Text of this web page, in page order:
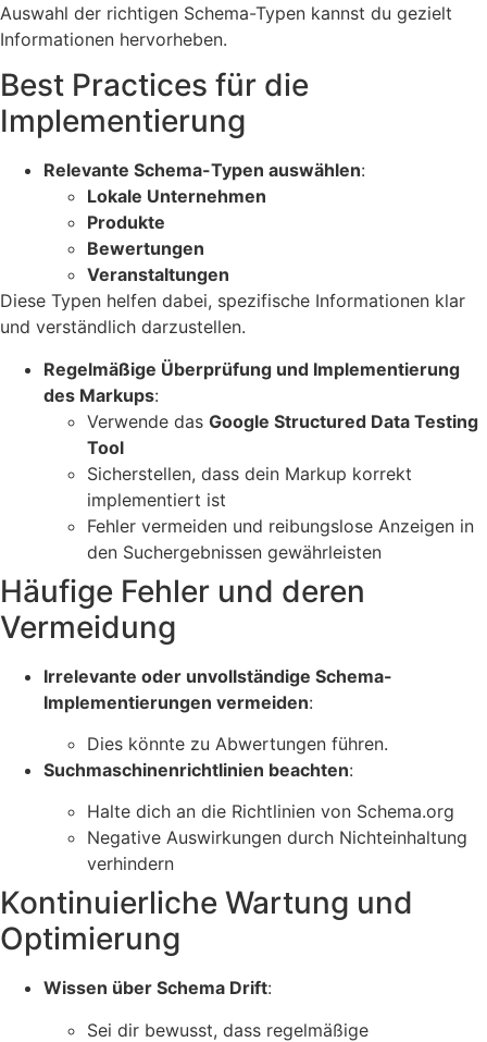
Auswahl der richtigen Schema-Typen kannst du gezielt
Informationen hervorheben.
Best Practices für die
Implementierung
Relevante Schema-Typen auswählen:
Lokale Unternehmen
Produkte
Bewertungen
Veranstaltungen
Diese Typen helfen dabei, spezifische Informationen klar
und verständlich darzustellen.
Regelmäßige Überprüfung und Implementierung
des Markups:
Verwende das Google Structured Data Testing
Tool
Sicherstellen, dass dein Markup korrekt
implementiert ist
Fehler vermeiden und reibungslose Anzeigen in
den Suchergebnissen gewährleisten
Häufige Fehler und deren
Vermeidung
Irrelevante oder unvollständige Schema-
Implementierungen vermeiden:
Dies könnte zu Abwertungen führen.
Suchmaschinenrichtlinien beachten:
Halte dich an die Richtlinien von Schema.org
Negative Auswirkungen durch Nichteinhaltung
verhindern
Kontinuierliche Wartung und
Optimierung
Wissen über Schema Drift:
Sei dir bewusst, dass regelmäßige